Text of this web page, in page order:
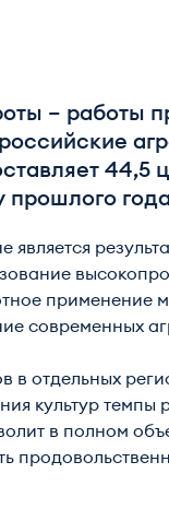
– работы
44,5
прошлого
является
применение
современных
в отдельных
культур темпы
в полном